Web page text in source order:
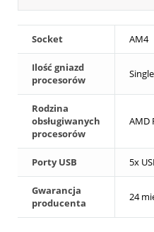
Socket AM4
Ilość gniazd
procesorów
Single
Rodzina
obsługiwanych
procesorów
AMD
Porty USB 5x
Gwarancja
producenta
24